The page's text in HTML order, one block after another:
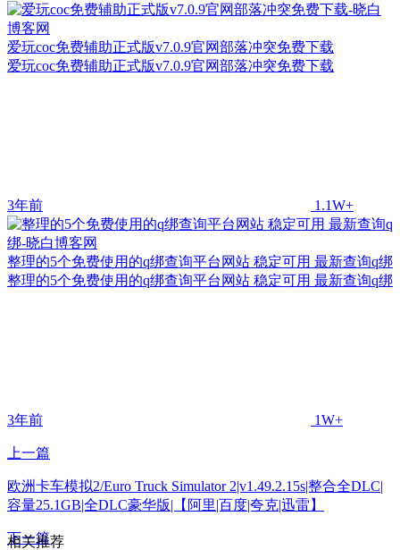
爱玩coc免费辅助正式版v7.0.9官网部落冲突免费下载
爱玩coc免费辅助正式版v7.0.9官网部落冲突免费下载
3年前 1.1W+
整理的5个免费使用的q绑查询平台网站 稳定可用 最新查询q绑
整理的5个免费使用的q绑查询平台网站 稳定可用 最新查询q绑
3年前 1W+
上一篇
欧洲卡车模拟2/Euro Truck Simulator 2|v1.49.2.15s|整合全DLC|
容量25.1GB|全DLC豪华版|【阿里|百度|夸克|迅雷】
下一篇
相关推荐